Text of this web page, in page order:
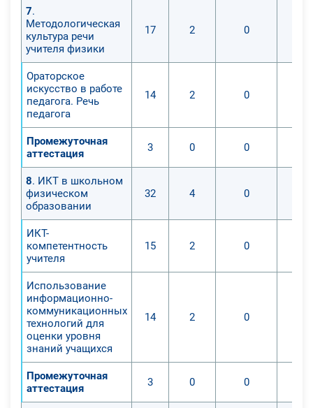
7.
Методологическая
культура речи
учителя физики
17 2 0
Ораторское
искусство в работе
педагога. Речь
педагога
14 2 0
Промежуточная
аттестация
3 0 0
8. ИКТ в школьном
физическом
образовании
32 4 0
ИКТ-
компетентность
учителя
15 2 0
Использование
информационно-
коммуникационных
технологий для
оценки уровня
знаний учащихся
14 2 0
Промежуточная
аттестация
3 0 0